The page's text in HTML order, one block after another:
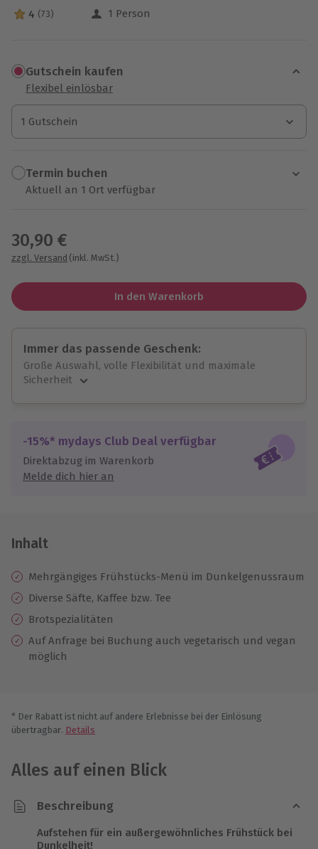
4 Sterne von 5 aus 73 Bewertungen
4 (73) 1 Person
Gutschein kaufen
Flexibel einlösbar
1 Gutschein
1 Gutschein
1 Gutschein
Termin buchen
Aktuell an 1 Ort verfügbar
30,90 €
zzgl. Versand (inkl. MwSt.)
In den Warenkorb
Immer das passende Geschenk:
Große Auswahl, volle Flexibilität und maximale
Sicherheit
Jeder Gutschein für alle Erlebnisse einlösbar.
Maximale Sicherheit
10 Jahre gültig & verlängerbar.
-15%* mydays Club Deal verfügbar
Direktabzug im Warenkorb
Melde dich hier an
Inhalt
Mehrgängiges Frühstücks-Menü im Dunkelgenussraum
Diverse Säfte, Kaffee bzw. Tee
Brotspezialitäten
Auf Anfrage bei Buchung auch vegetarisch und vegan
möglich
* Der Rabatt ist nicht auf andere Erlebnisse bei der Einlösung
übertragbar. Details
Alles auf einen Blick
Beschreibung
Aufstehen für ein außergewöhnliches Frühstück bei
Dunkelheit!